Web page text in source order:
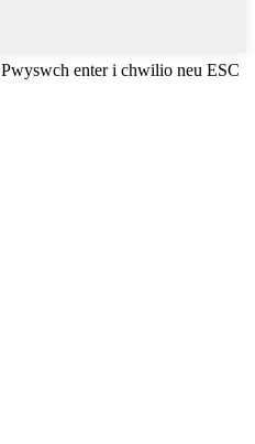
Pwyswch enter i chwilio neu ESC